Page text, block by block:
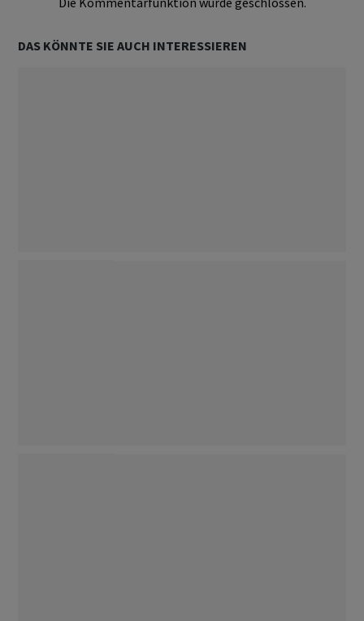
DAS KÖNNTE SIE AUCH INTERESSIEREN